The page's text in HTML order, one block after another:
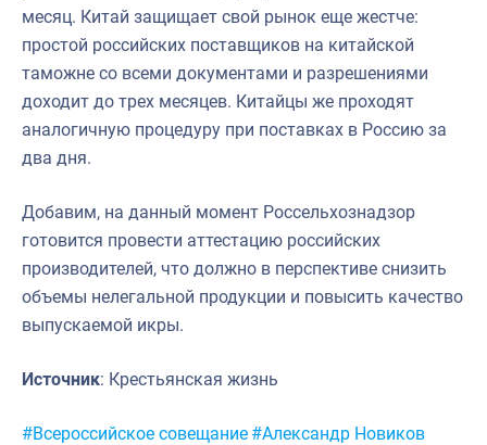
месяц. Китай защищает свой рынок еще жестче:
простой российских поставщиков на китайской
таможне со всеми документами и разрешениями
доходит до трех месяцев. Китайцы же проходят
аналогичную процедуру при поставках в Россию за
два дня.
Добавим, на данный момент Россельхознадзор
готовится провести аттестацию российских
производителей, что должно в перспективе снизить
объемы нелегальной продукции и повысить качество
выпускаемой икры.
Источник: Крестьянская жизнь
Метки:
#Всероссийское совещание #Александр Новиков